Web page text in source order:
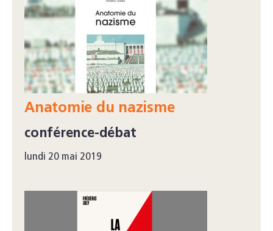
Anatomie du nazisme
conférence-débat
lundi 20 mai 2019